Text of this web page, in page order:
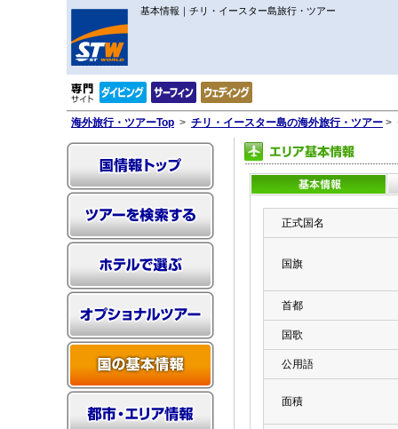
基本情報｜チリ・イースター島旅行・ツアー
海外旅行・ツアーTop > チリ・イースター島の海外旅行・ツアー >
正式国名
国旗
首都
国歌
公用語
面積